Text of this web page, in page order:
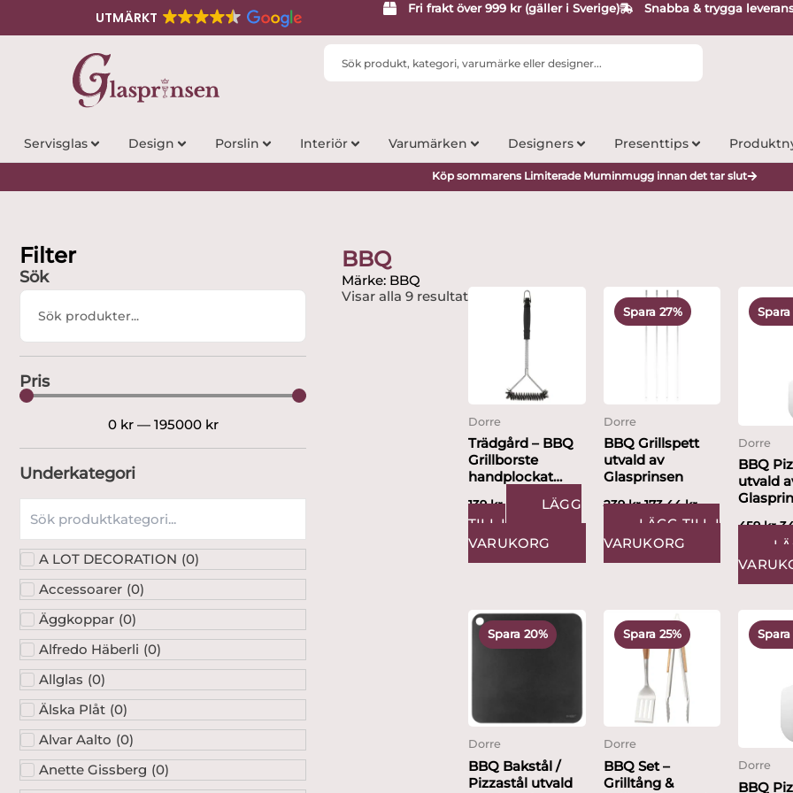
UTMÄRKT
Fri frakt över 999 kr (gäller i Sverige) Snabba & trygga
Search
Servisglas Design Porslin Interiör Varumärken Designers Presenttips
Köp sommarens Limiterade Muminmugg innan det tar slut
Filter
Sök
Search
Pris
0 kr— 195000 kr
Underkategori
A LOT DECORATION (0)
Accessoarer (0)
Äggkoppar (0)
Alfredo Häberli (0)
Allglas (0)
Älska Plåt (0)
Alvar Aalto (0)
Anette Gissberg (0)
BBQ
Märke: BBQ
Visar alla 9 resultat
Dorre
Trädgård – BBQ
Grillborste
handplockat
Glasprinsen
139kr
LÄGG
TILL I
VARUKORG
Spara 27%
Dorre
BBQ Grillspett
utvald av
Glasprinsen
239kr
Det
ursprungliga
priset
173.44kr
nuvarande
LÄGG TILL I
VARUKORG
Spara
Dorre
BBQ
utvald
459kr
Spara 20%
Dorre
BBQ Bakstål /
Pizzastål utvald
Det
ursprungliga
priset
Det
nuvarande
priset
Spara 25%
Dorre
BBQ Set –
Grilltång &
ursprungliga
priset
var:
529 kr.
nuvarande
priset
är:
399 kr.
Spara
Dorre
BBQ